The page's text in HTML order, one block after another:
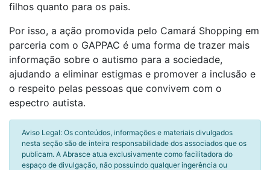
filhos quanto para os pais.
Por isso, a ação promovida pelo Camará Shopping em
parceria com o GAPPAC é uma forma de trazer mais
informação sobre o autismo para a sociedade,
ajudando a eliminar estigmas e promover a inclusão e
o respeito pelas pessoas que convivem com o
espectro autista.
Aviso Legal: Os conteúdos, informações e materiais divulgados
nesta seção são de inteira responsabilidade dos associados que os
publicam. A Abrasce atua exclusivamente como facilitadora do
espaço de divulgação, não possuindo qualquer ingerência ou